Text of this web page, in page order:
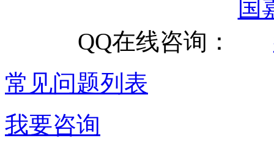
QQ在线咨询：
常见问题列表
我要咨询